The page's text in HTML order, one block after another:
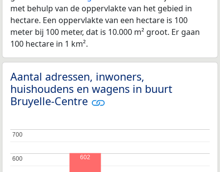
met behulp van de oppervlakte van het gebied in
hectare. Een oppervlakte van een hectare is 100
meter bij 100 meter, dat is 10.000 m² groot. Er gaan
100 hectare in 1 km².
Aantal adressen, inwoners,
huishoudens en wagens in buurt
Bruyelle-Centre
600
600
700
700
602